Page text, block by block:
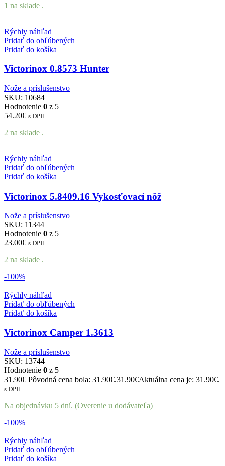
1 na sklade .
Rýchly náhľad
Pridať do obľúbených
Pridať do košíka
Victorinox 0.8573 Hunter
Nože a príslušenstvo
SKU: 10684
Hodnotenie 0 z 5
54.20€ s DPH
2 na sklade .
Rýchly náhľad
Pridať do obľúbených
Pridať do košíka
Victorinox 5.8409.16 Vykosťovací nôž
Nože a príslušenstvo
SKU: 11344
Hodnotenie 0 z 5
23.00€ s DPH
2 na sklade .
-100%
Rýchly náhľad
Pridať do obľúbených
Pridať do košíka
Victorinox Camper 1.3613
Nože a príslušenstvo
SKU: 13744
Hodnotenie 0 z 5
31.90€ Pôvodná cena bola: 31.90€.31.90€Aktuálna cena je: 31.90€.
s DPH
Na objednávku 5 dní. (Overenie u dodávateľa)
-100%
Rýchly náhľad
Pridať do obľúbených
Pridať do košíka